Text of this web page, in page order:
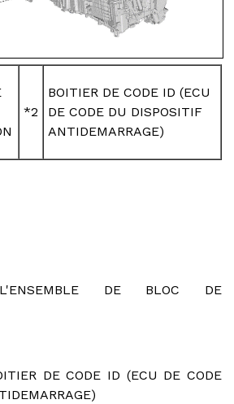
*2
BOITIER DE CODE ID (ECU
DE CODE DU DISPOSITIF
ANTIDEMARRAGE)
DE BLOC DE
DE CODE ID (ECU DE CODE